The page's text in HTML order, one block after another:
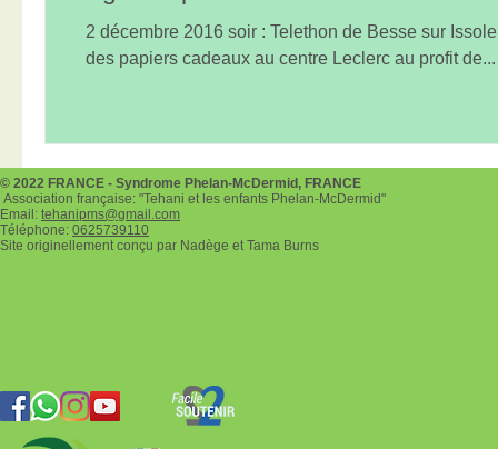
2 décembre 2016 soir : Telethon de Besse sur
des papiers cadeaux au centre Leclerc au profit de...
© 2022 FRANCE - Syndrome Phelan-McDermid, FRANCE
Association française: "Tehani et les enfants Phelan-McDermid"
Email: tehanipms@gmail.com
Téléphone: 0625739110
Site originellement conçu par Nadège et Tama Burns